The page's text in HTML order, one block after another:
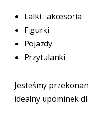
Lalki i akcesoria
Figurki
Pojazdy
Przytulanki
Jesteśmy
idealny upominek